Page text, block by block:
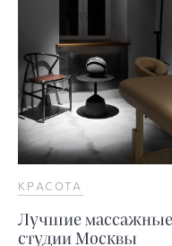
КРАСОТА
Лучшие массажные
студии Москвы